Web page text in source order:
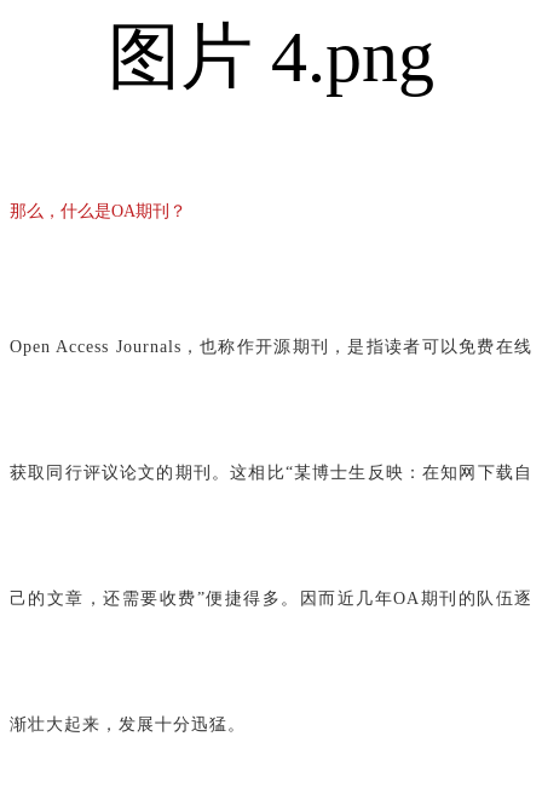
那么，什么是OA期刊？
Open Access Journals，也称作开源期刊，是指读者可以免费在线
获取同行评议论文的期刊。这相比“某博士生反映：在知网下载自
己的文章，还需要收费”便捷得多。因而近几年OA期刊的队伍逐
渐壮大起来，发展十分迅猛。